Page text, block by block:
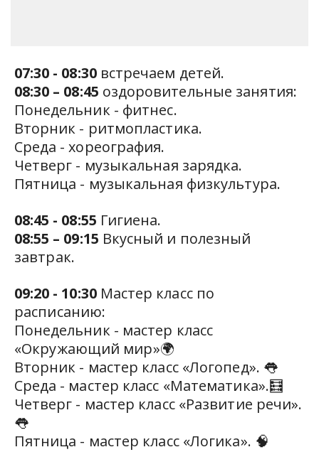
07:30 - 08:30 встречаем детей.
08:30 – 08:45 оздоровительные занятия:
Понедельник - фитнес.
Вторник - ритмопластика.
Среда - хореография.
Четверг - музыкальная зарядка.
Пятница - музыкальная физкультура.
08:45 - 08:55 Гигиена.
08:55 – 09:15 Вкусный и полезный
завтрак.
09:20 - 10:30 Мастер класс по
расписанию:
Понедельник - мастер класс
«Окружающий мир»🌍
Вторник - мастер класс «Логопед». 👅
Среда - мастер класс «Математика».🧮
Четверг - мастер класс «Развитие речи».
👅
Пятница - мастер класс «Логика». 🧠